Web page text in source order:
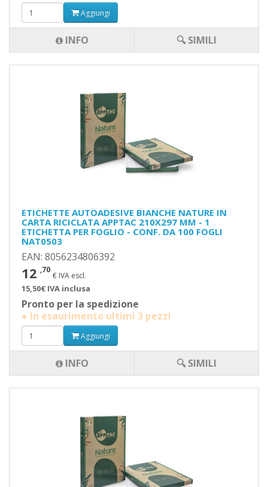
Aggiungi
INFO 🔍 SIMILI
ETICHETTE AUTOADESIVE BIANCHE NATURE IN
CARTA RICICLATA APPTAC 210X297 MM - 1
ETICHETTA PER FOGLIO - CONF. DA 100 FOGLI
NAT0503
EAN: 8056234806392
12 ,70
€ IVA escl.
15,50€ IVA inclusa
Pronto per la spedizione
● In esaurimento ultimi 3 pezzi
Aggiungi
INFO 🔍 SIMILI